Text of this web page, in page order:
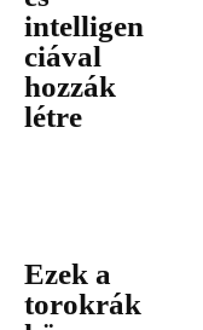
intelligen
ciával
hozzák
létre
Ezek a
torokrák